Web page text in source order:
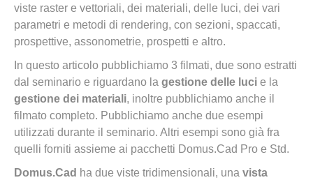
viste raster e vettoriali, dei materiali, delle luci, dei vari
parametri e metodi di rendering, con sezioni, spaccati,
prospettive, assonometrie, prospetti e altro.
In questo articolo pubblichiamo 3 filmati, due sono estratti
dal seminario e riguardano la gestione delle luci e la
gestione dei materiali, inoltre pubblichiamo anche il
filmato completo. Pubblichiamo anche due esempi
utilizzati durante il seminario. Altri esempi sono già fra
quelli forniti assieme ai pacchetti Domus.Cad Pro e Std.
Domus.Cad ha due viste tridimensionali, una vista